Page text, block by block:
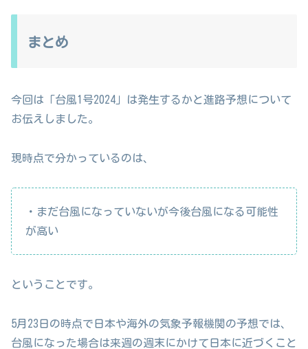
まとめ
今回は「台風1号2024」は発生するかと進路予想について
お伝えしました。
現時点で分かっているのは、
・まだ台風になっていないが今後台風になる可能性
が高い
ということです。
5月23日の時点で日本や海外の気象予報機関の予想では、
台風になった場合は来週の週末にかけて日本に近づくこと